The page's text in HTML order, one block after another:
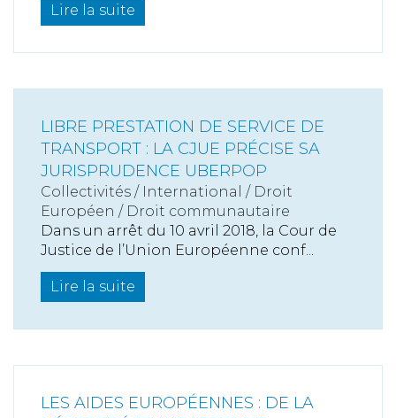
Lire la suite
LIBRE PRESTATION DE SERVICE DE
TRANSPORT : LA CJUE PRÉCISE SA
JURISPRUDENCE UBERPOP
Collectivités / International / Droit
Européen / Droit communautaire
Dans un arrêt du 10 avril 2018, la Cour de
Justice de l’Union Européenne conf...
Lire la suite
LES AIDES EUROPÉENNES : DE LA